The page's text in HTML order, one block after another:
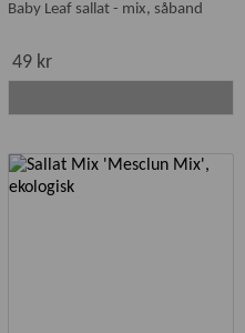
Baby Leaf sallat - mix, såband
49 kr